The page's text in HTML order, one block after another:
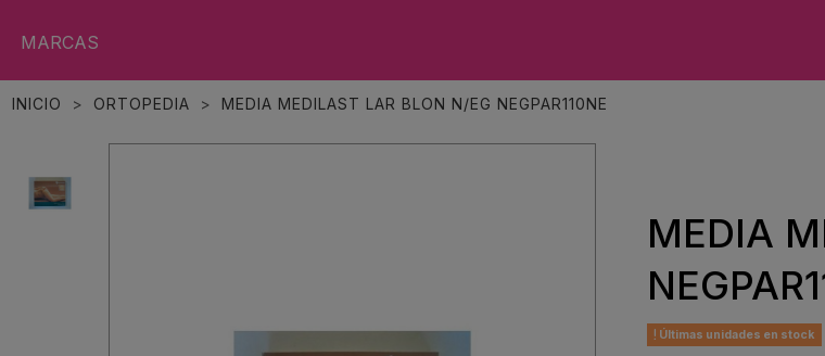
MARCAS
INICIO ORTOPEDIA MEDIA MEDILAST LAR BLON N/EG NEGPAR110NE
MEDIA
Últimas unidades en stock